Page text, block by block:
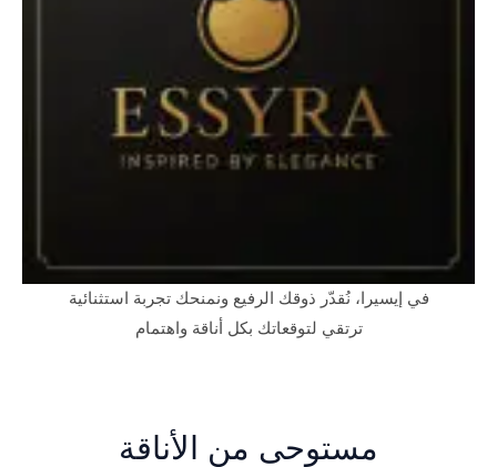
في إيسيرا، نُقدّر ذوقك الرفيع ونمنحك تجربة استثنائية
ترتقي لتوقعاتك بكل أناقة واهتمام
مستوحى من الأناقة